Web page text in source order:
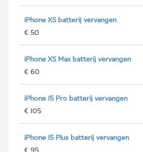
iPhone XS batterij vervangen
€ 50
iPhone XS Max batterij vervangen
€ 60
iPhone 15 Pro batterij vervangen
€ 105
iPhone 15 Plus batterij vervangen
€ 95